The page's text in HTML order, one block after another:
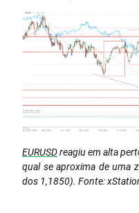
EURUSDreagiu em alta
qual se aproxima de uma
dos 1,1850). Fonte: